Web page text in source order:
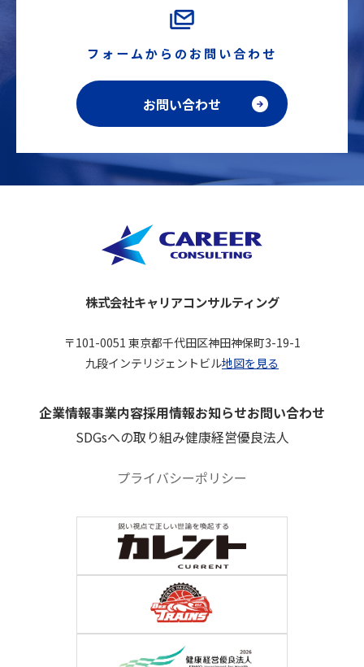
フォームからのお問い合わせ
お問い合わせ
株式会社キャリアコンサルティング
〒101-0051 東京都千代田区神田神保町3-19-1
九段インテリジェントビル地図を見る
企業情報事業内容採用情報お知らせお問い合わせ
SDGsへの取り組み健康経営優良法人
プライバシーポリシー